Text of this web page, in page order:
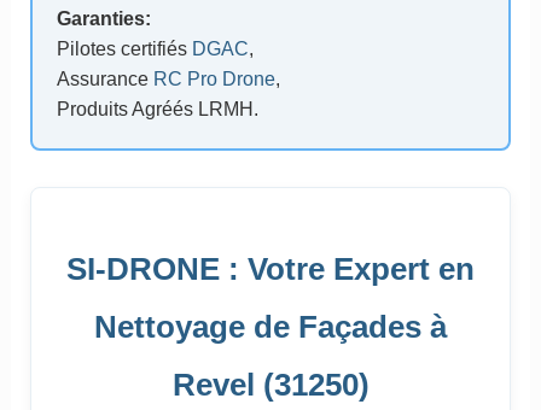
Garanties:
Pilotes certifiés DGAC,
Assurance RC Pro Drone,
Produits Agréés LRMH.
SI-DRONE : Votre Expert en
Nettoyage de Façades à
Revel (31250)